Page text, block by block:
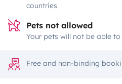
countries
Pets not allowed
Your pets will not be able
Free and non-binding